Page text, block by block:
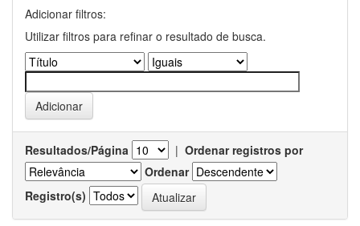
Adicionar filtros:
Utilizar filtros para refinar o resultado de busca.
Resultados/Página | Ordenar registros por
Ordenar
Registro(s)